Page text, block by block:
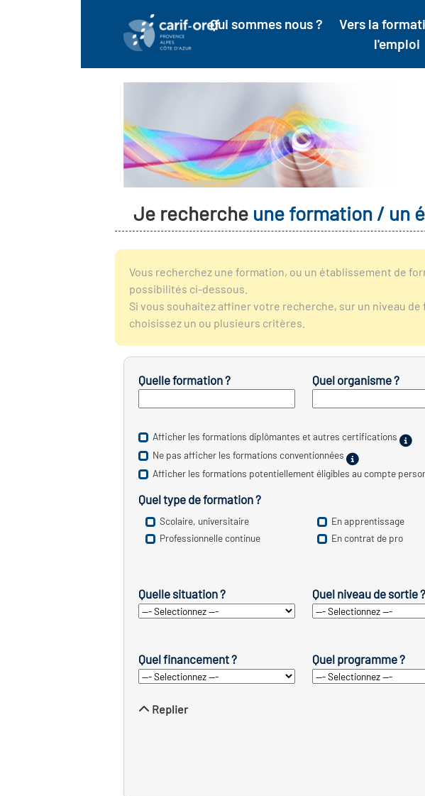
Qui sommes nous ?
Vers la
l'emploi
Je recherche une formation / un
Vous recherchez une formation, ou un établissement de
possibilités ci-dessous.
Si vous souhaitez affiner votre recherche, sur un niveau
choisissez un ou plusieurs critères.
Quelle formation ? Quel organisme ?
Afficher les formations diplômantes et autres certifications
Ne pas afficher les formations conventionnées
Afficher les formations potentiellement éligibles au compte
Quel type de formation ?
Scolaire, universitaire
Professionnelle continue
En apprentissage
En contrat de pro
Quelle situation ? Quel niveau de sortie ?
Quel financement ? Quel programme ?
Replier